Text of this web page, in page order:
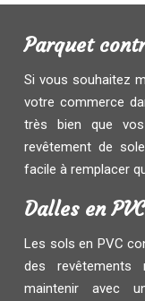
Parquet
Si vous souhaitez
votre commerce
très bien que
revêtement de
facile à remplacer
Dalles en
Les sols en PVC
des
maintenir avec